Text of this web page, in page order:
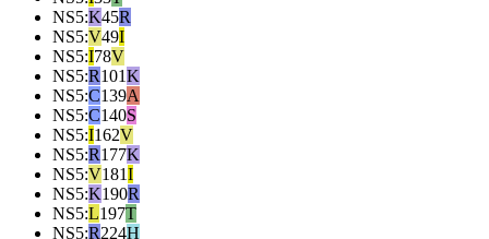
NS5:K45R
NS5:V49I
NS5:I78V
NS5:R101K
NS5:C139A
NS5:C140S
NS5:I162V
NS5:R177K
NS5:V181I
NS5:K190R
NS5:L197T
NS5:R224H